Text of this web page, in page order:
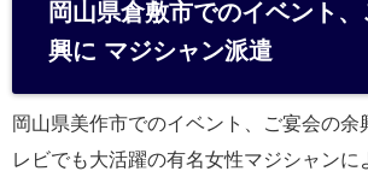
岡山県倉敷市でのイベント
興に マジシャン派遣
岡山県美作市でのイベント、ご宴会の余
レビでも大活躍の有名女性マジシャンに